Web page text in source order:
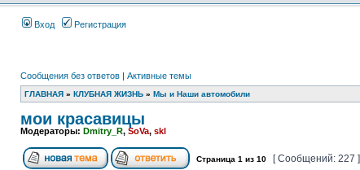
Вход Регистрация
Сообщения без ответов | Активные темы
ГЛАВНАЯ » КЛУБНАЯ ЖИЗНЬ » Мы и Наши автомобили
мои красавицы
Модераторы: Dmitry_R, SoVa, skl
Страница 1 из 10 [ Сообщений: 227 ]